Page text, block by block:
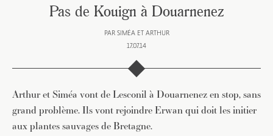
Pas de Kouign à Douarnenez
PAR SIMÉA ET ARTHUR
17.07.14
Arthur et Siméa vont de Lesconil à Douarnenez en stop, sans
grand problème. Ils vont rejoindre Erwan qui doit les initier
aux plantes sauvages de Bretagne.